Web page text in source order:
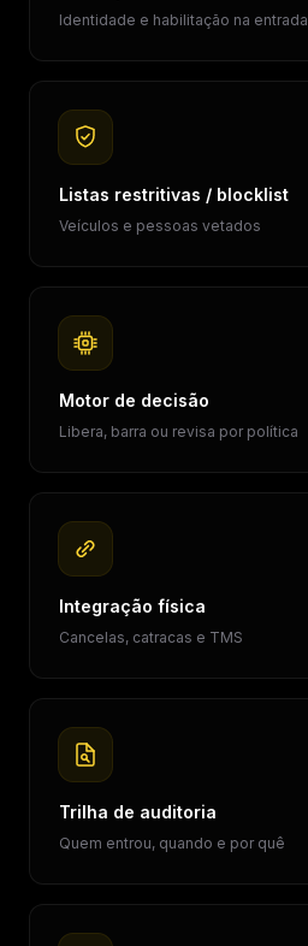
Identidade e habilitação na entrada
Listas restritivas / blocklist
Veículos e pessoas vetados
Motor de decisão
Libera, barra ou revisa por política
Integração física
Cancelas, catracas e TMS
Trilha de auditoria
Quem entrou, quando e por quê